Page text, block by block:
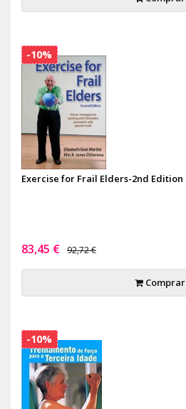
Exercise for Frail Elders-2nd Edition
83,45 € 92,72 €
Comprar
-10%
-10%